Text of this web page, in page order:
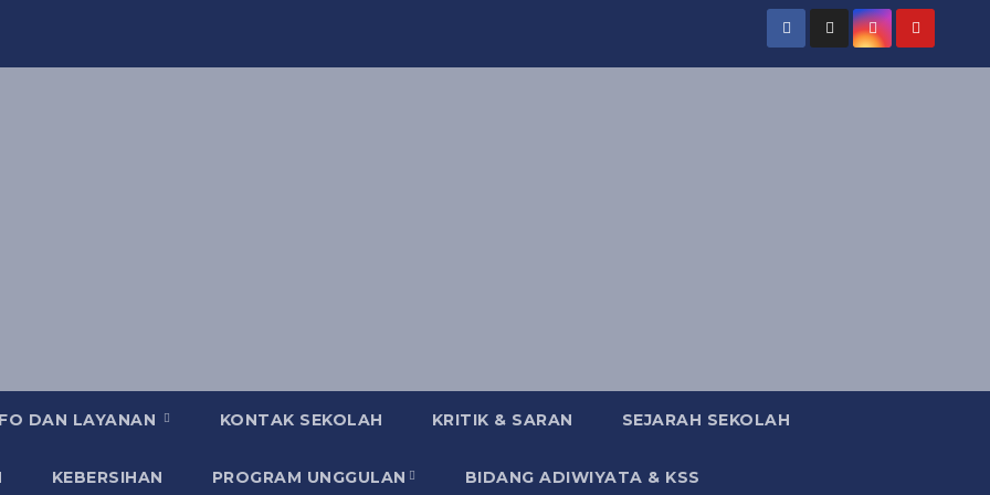
DAN LAYANAN KONTAK SEKOLAH KRITIK & SARAN SEJARAH SEKOLAH
KEBERSIHAN PROGRAM UNGGULAN BIDANG ADIWIYATA & KSS